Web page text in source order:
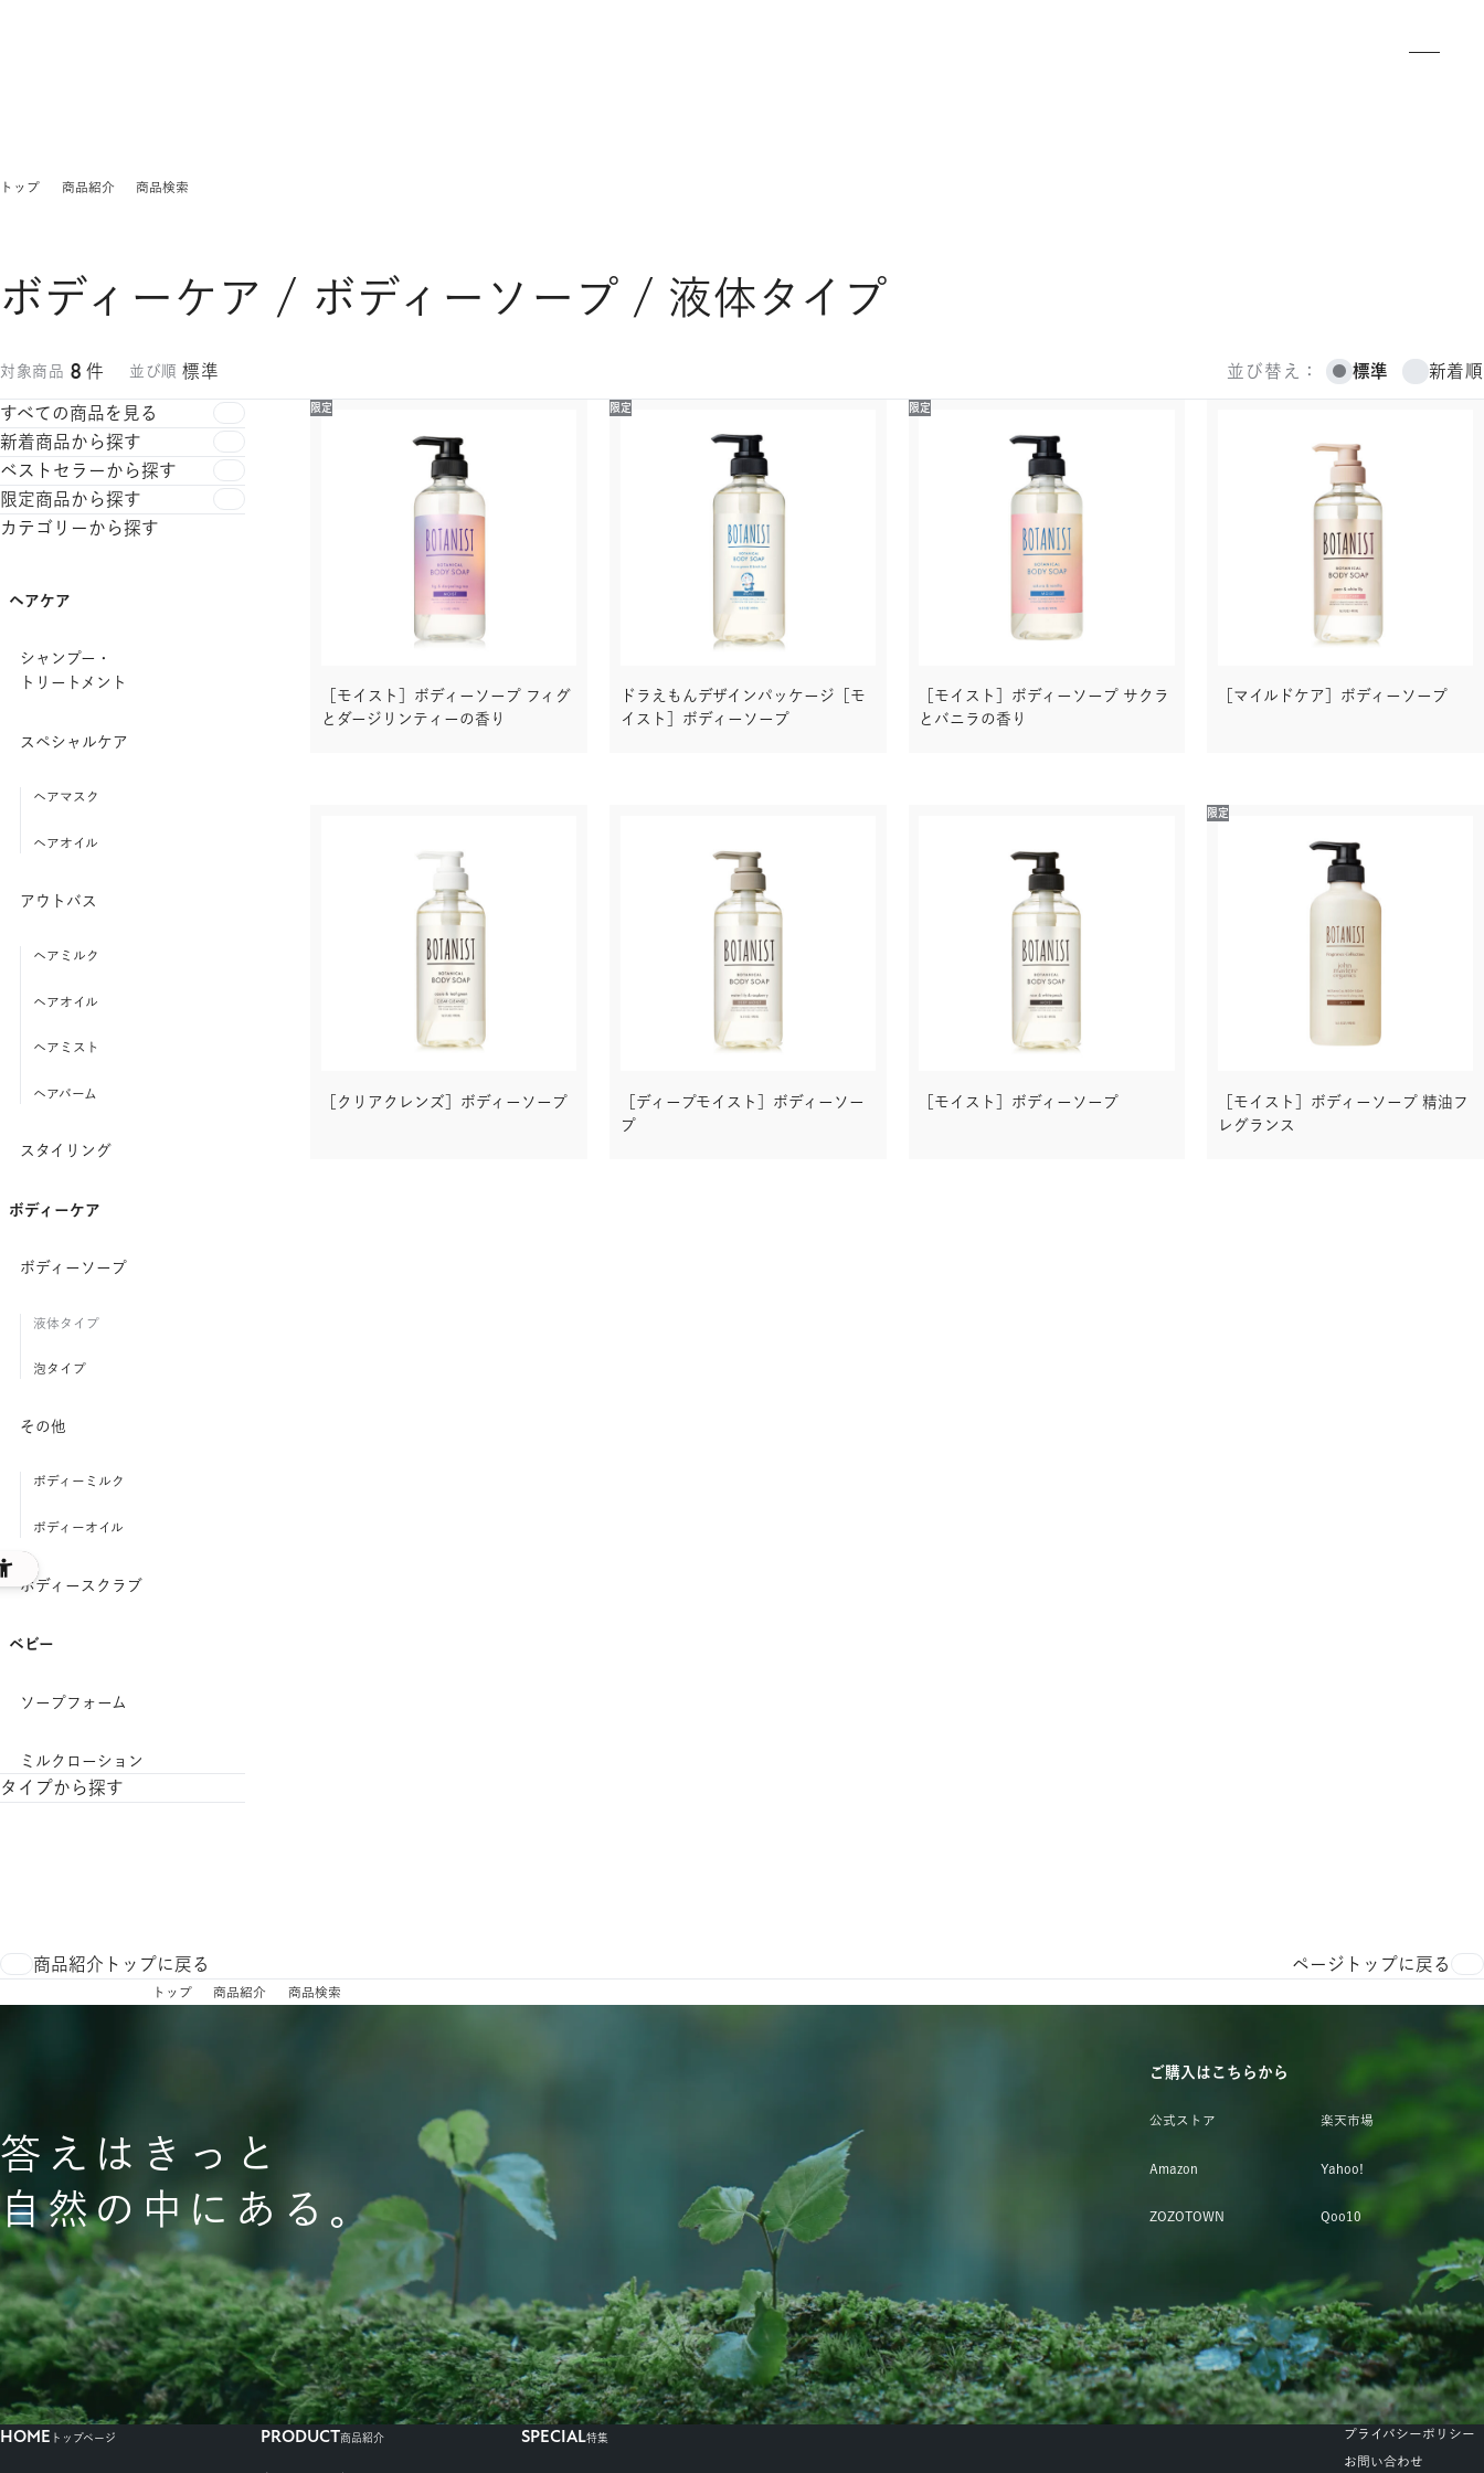
トップ 商品紹介 商品検索
ボディーケア / ボディーソープ / 液体タイプ
対象商品 8 件 並び順 標準 並び替え： 標準 新着順
すべての商品を見る
新着商品から探す
ベストセラーから探す
限定商品から探す
カテゴリーから探す
ヘアケア
シャンプー・
トリートメント
スペシャルケア
ヘアマスク
ヘアオイル
アウトバス
ヘアミルク
ヘアオイル
ヘアミスト
ヘアバーム
スタイリング
ボディーケア
ボディーソープ
液体タイプ
泡タイプ
その他
ボディーミルク
ボディーオイル
ボディースクラブ
ベビー
ソープフォーム
ミルクローション
タイプから探す
スムース
バウンシーボリューム
エイジングケア
ルース
ボディーケア
モイスト
限定
［モイスト］ボディーソープ フィグ
とダージリンティーの香り
限定
ドラえもんデザインパッケージ［モ
イスト］ボディーソープ
限定
［モイスト］ボディーソープ サクラ
とバニラの香り
［マイルドケア］ボディーソープ
［クリアクレンズ］ボディーソープ
［ディープモイスト］ボディーソー
プ
［モイスト］ボディーソープ
限定
［モイスト］ボディーソープ 精油フ
レグランス
商品紹介トップに戻る ページトップに戻る
トップ 商品紹介 商品検索
答えはきっと
自然の中にある。
ご購入はこちらから
公式ストア 楽天市場
Amazon Yahoo!
ZOZOTOWN Qoo10
HOME トップページ PRODUCT商品紹介 SPECIAL特集 プライバシーポリシー
お問い合わせ